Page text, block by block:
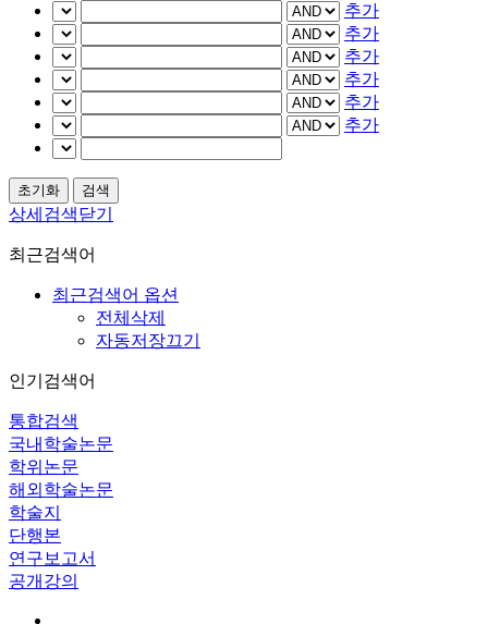
추가
추가
추가
추가
추가
추가
상세검색닫기
최근검색어
최근검색어 옵션
전체삭제
자동저장끄기
인기검색어
통합검색
국내학술논문
학위논문
해외학술논문
학술지
단행본
연구보고서
공개강의